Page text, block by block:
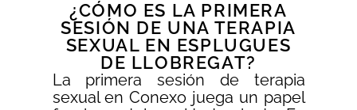
¿CÓMO ES LA PRIMERA
SESIÓN DE UNA TERAPIA
SEXUAL EN ESPLUGUES
DE LLOBREGAT?
La primera sesión de terapia
sexual en Conexo juega un papel